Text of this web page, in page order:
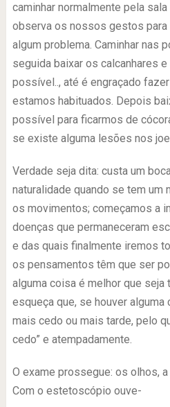
caminhar normalmente pela
observa os nossos gestos
algum problema. Caminhar nas
seguida baixar os calcanhares
possível.., até é engraçado
estamos habituados. Depois
possível para ficarmos de
se existe alguma lesões nos
Verdade seja dita: custa um
naturalidade quando se tem um
os movimentos; começamos a
doenças que permaneceram
e das quais finalmente iremos
os pensamentos têm que ser
alguma coisa é melhor que seja
esqueça que, se houver alguma
mais cedo ou mais tarde, pelo
cedo” e atempadamente.
O exame prossegue: os olhos,
Com o estetoscópio ouve-